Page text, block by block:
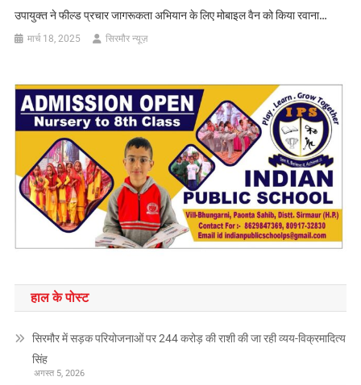
उपायुक्त ने फील्ड प्रचार जागरूकता अभियान के लिए मोबाइल वैन को किया रवाना…
मार्च 18, 2025 सिरमौर न्यूज़
हाल के पोस्ट
सिरमौर में सड़क परियोजनाओं पर 244 करोड़ की राशी की जा रही व्यय-विक्रमादित्य
सिंह
अगस्त 5, 2026